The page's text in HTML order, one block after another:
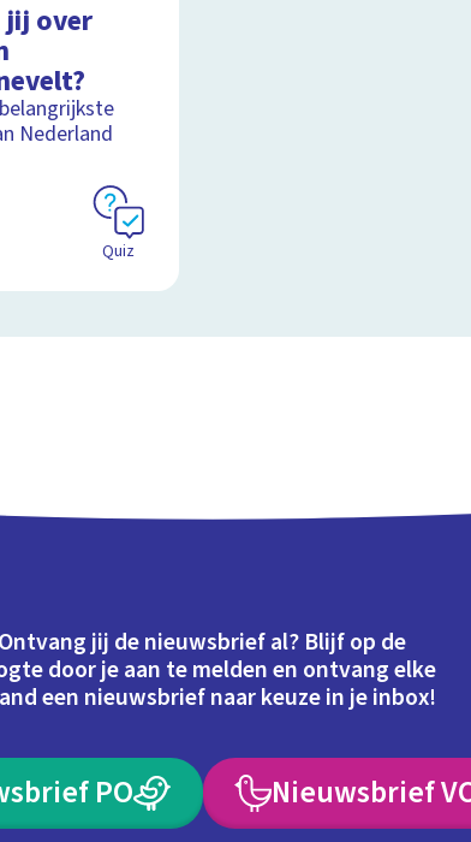
jij over
Nederland
Quiz
Ontvang jij de nieuwsbrief al? Blijf op de
door je aan te melden en ontvang elke
een nieuwsbrief naar keuze in je inbox!
PO Nieuwsbrief